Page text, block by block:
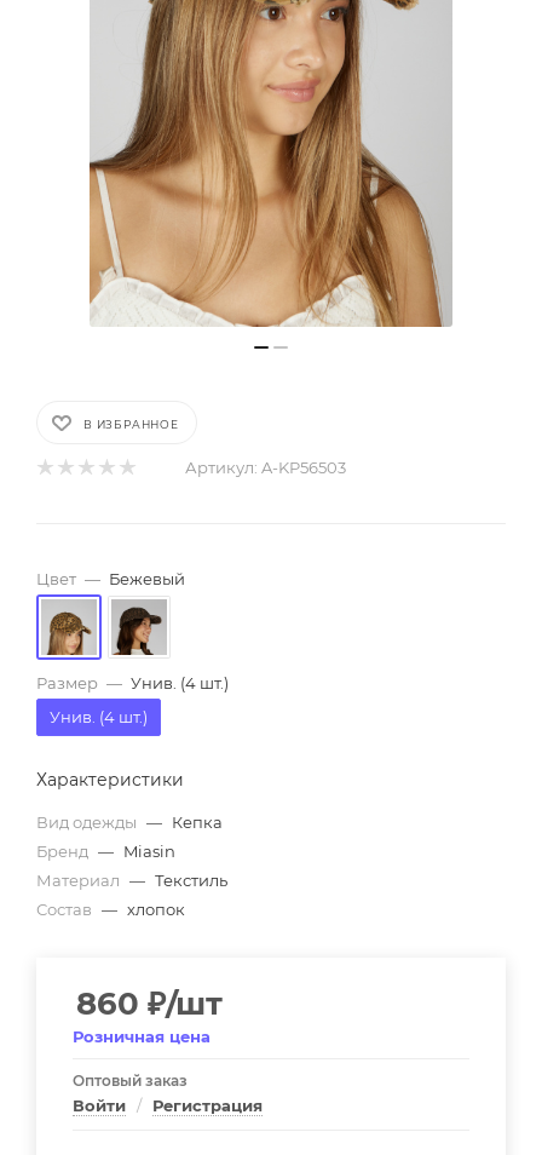
В ИЗБРАННОЕ
Артикул: A-KP56503
Цвет — Бежевый
Размер — Унив. (4 шт.)
Унив. (4 шт.)
Характеристики
Вид одежды — Кепка
Бренд — Miasin
Материал — Текстиль
Состав — хлопок
860 ₽/шт
Розничная цена
Оптовый заказ
Войти / Регистрация